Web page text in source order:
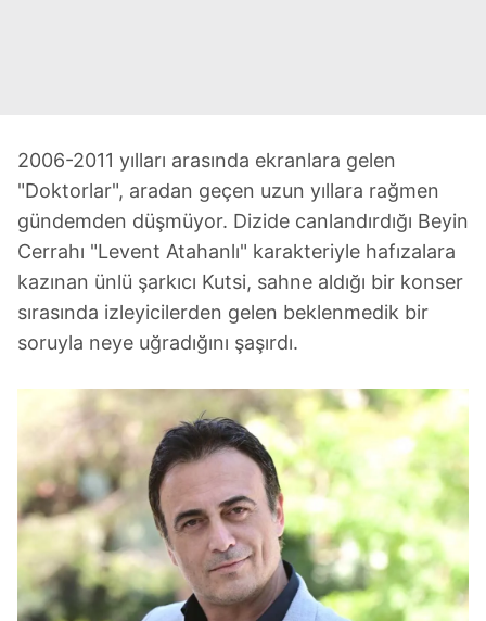
2006-2011 yılları arasında ekranlara gelen
"Doktorlar", aradan geçen uzun yıllara rağmen
gündemden düşmüyor. Dizide canlandırdığı Beyin
Cerrahı "Levent Atahanlı" karakteriyle hafızalara
kazınan ünlü şarkıcı Kutsi, sahne aldığı bir konser
sırasında izleyicilerden gelen beklenmedik bir
soruyla neye uğradığını şaşırdı.